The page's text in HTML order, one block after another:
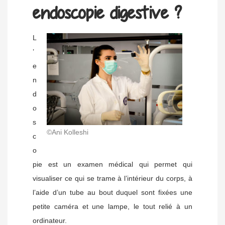
endoscopie digestive ?
©Ani Kolleshi
L
’
e
n
d
o
s
c
o
pie est un examen médical qui permet qui
visualiser ce qui se trame à l’intérieur du corps, à
l’aide d’un tube au bout duquel sont fixées une
petite caméra et une lampe, le tout relié à un
ordinateur.